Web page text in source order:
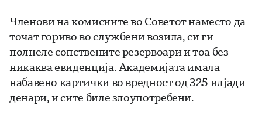
Членови на комисиите во Советот наместо да
точат гориво во службени возила, си ги
полнеле сопствените резервоари и тоа без
никаква евиденција. Академијата имала
набавено картички во вредност од 325 илјади
денари, и сите биле злоупотребени.